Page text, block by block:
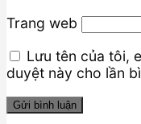
Trang web
Lưu tên của tôi,
duyệt này cho lần